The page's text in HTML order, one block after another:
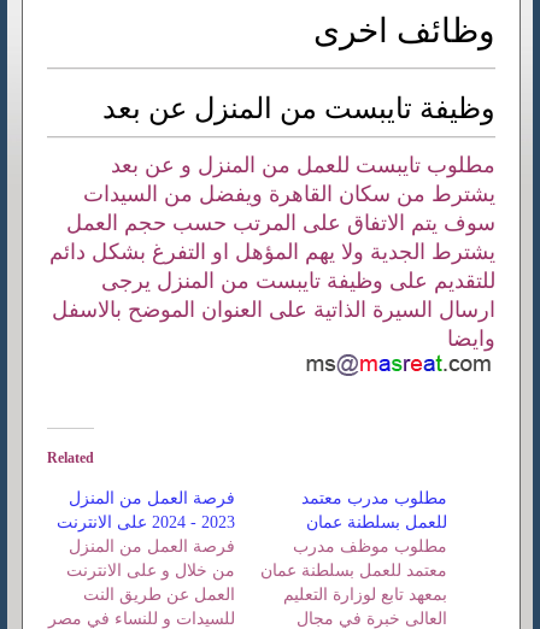
وظائف اخرى
وظيفة تايبست من المنزل عن بعد
مطلوب تايبست للعمل من المنزل و عن بعد
يشترط من سكان القاهرة ويفضل من السيدات
سوف يتم الاتفاق على المرتب حسب حجم العمل
يشترط الجدية ولا يهم المؤهل او التفرغ بشكل دائم
للتقديم على وظيفة تايبست من المنزل يرجى
ارسال السيرة الذاتية على العنوان الموضح بالاسفل
وايضا
Related
فرصة العمل من المنزل
2023 - 2024 على الانترنت
فرصة العمل من المنزل
من خلال و على الانترنت
العمل عن طريق النت
للسيدات و للنساء في مصر
للعمل بسلطنة عمان
مطلوب موظف مدرب
معتمد للعمل بسلطنة عمان
بمعهد تابع لوزارة التعليم
العالى خبرة في مجال